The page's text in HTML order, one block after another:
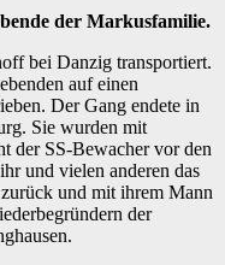
der Markusfamilie.
bei Danzig transportiert.
auf einen
Der Gang endete in
Sie wurden mit
der SS-Bewacher vor den
und vielen anderen das
und mit ihrem Mann
der